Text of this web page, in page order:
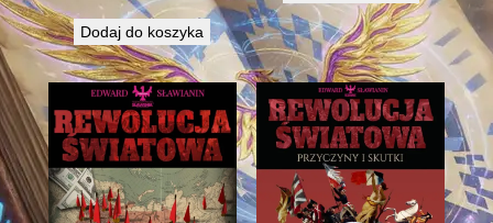
Dodaj do koszyka